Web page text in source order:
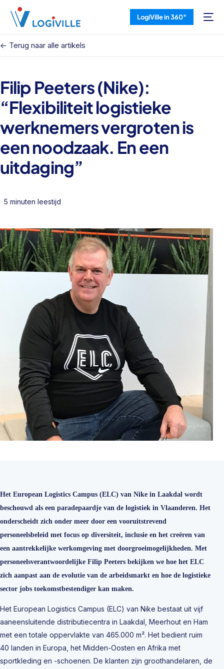
LogiVille in 360°
<- Terug naar alle artikels
Filip Peeters (Nike):
“Flexibiliteit logistieke
werknemers vergroten is
een noodzaak. En een
uitdaging”
5 minuten leestijd
Het European Logistics Campus (ELC) van Nike in Laakdal wordt
beschouwd als een paradepaardje van de logistiek in Vlaanderen. Het
onderscheidt zich onder meer door een vooruitstrevend
personeelsbeleid met focus op diversiteit, inclusie en het creëren van
een aantrekkelijke werkomgeving met doorgroeimogelijkheden. Met
personeelsverantwoordelijke Filip Peeters bekijken we hoe het ELC
zich aanpast aan de evolutie van de arbeidsmarkt en hoe de logistieke
sector jobs toekomstbestendiger kan maken.
Het European Logistics Campus (ELC) van Nike bestaat uit vijf
aaneensluitende distributiecentra in Laakdal, Meerhout en Ham
met een totale oppervlakte van 465.000 m². Het bedient ruim
40 landen in Europa, het Midden-Oosten en Afrika met
sportkleding en -schoenen. De klanten zijn groothandelaren, de